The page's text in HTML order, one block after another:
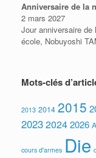
Anniversaire de la
2 mars 2027
Jour anniversaire
école, Nobuyoshi
Mots-clés
2013 2014 2015
202320242026
cours d'armes Die